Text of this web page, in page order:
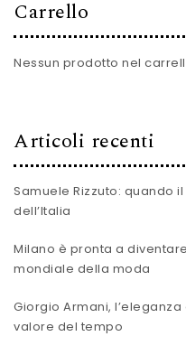
Carrello
Nessun prodotto nel
Articoli recenti
Samuele Rizzuto: quando
dell’Italia
Milano è pronta a
mondiale della moda
Giorgio Armani,
valore del tempo